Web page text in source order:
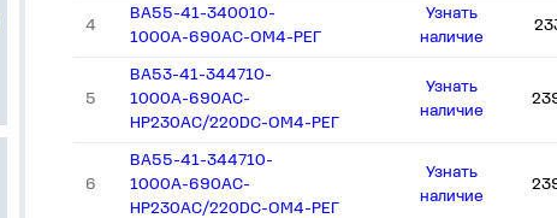
4
ВА55-41-340010-
1000А-690AC-ОМ4-РЕГ
Узнать
наличие
5
ВА53-41-344710-
1000А-690AC-
НР230AC/220DC-ОМ4-РЕГ
Узнать
наличие
6
ВА55-41-344710-
1000А-690AC-
НР230AC/220DC-ОМ4-РЕГ
Узнать
наличие